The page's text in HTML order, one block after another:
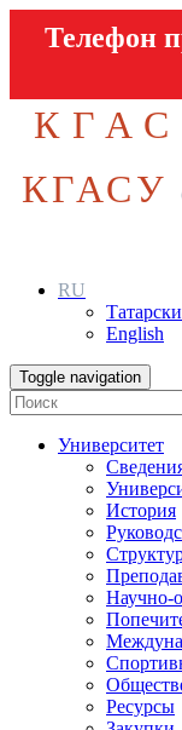
Телефон
КГАСУ
RU
English
Toggle navigation
Университет
История
Научно-
Ресурсы